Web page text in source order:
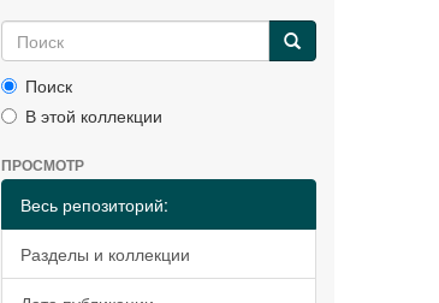
Поиск
В этой коллекции
ПРОСМОТР
Весь репозиторий:
Разделы и коллекции